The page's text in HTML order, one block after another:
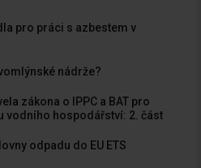
pro práci s azbestem v
nádrže?
zákona o IPPC a BAT pro
vodního hospodářství: 2. část
odpadu do EU ETS